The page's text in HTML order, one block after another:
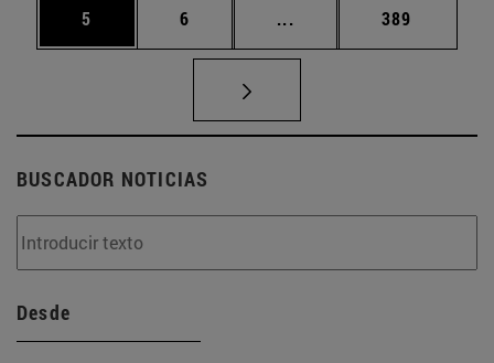
Página
5 Página
6 ... Páginas intermedias
Página
389
BUSCADOR NOTICIAS
Desde